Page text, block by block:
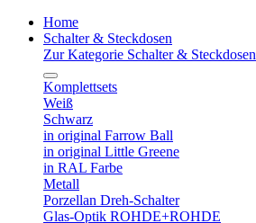
Home
Schalter & Steckdosen
Zur Kategorie Schalter & Steckdosen
Komplettsets
Weiß
Schwarz
in original Farrow Ball
in original Little Greene
in RAL Farbe
Metall
Porzellan Dreh-Schalter
Glas-Optik ROHDE+ROHDE